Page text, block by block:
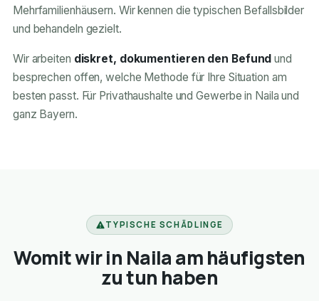
Mehrfamilienhäusern. Wir kennen die typischen Befallsbilder
und behandeln gezielt.
Wir arbeiten diskret, dokumentieren den Befund und
besprechen offen, welche Methode für Ihre Situation am
besten passt. Für Privathaushalte und Gewerbe in Naila und
ganz Bayern.
TYPISCHE SCHÄDLINGE
Womit wir in Naila am häufigsten
zu tun haben